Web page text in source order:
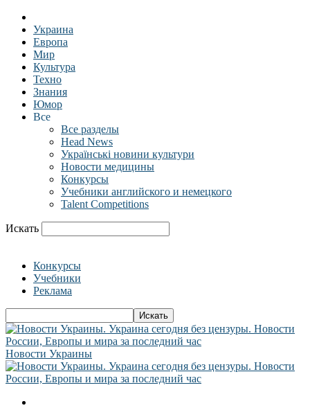
Украина
Европа
Мир
Культура
Техно
Знания
Юмор
Все
Все разделы
Head News
Українські новини культури
Новости медицины
Конкурсы
Учебники английского и немецкого
Talent Competitions
Искать
Конкурсы
Учебники
Реклама
Новости Украины